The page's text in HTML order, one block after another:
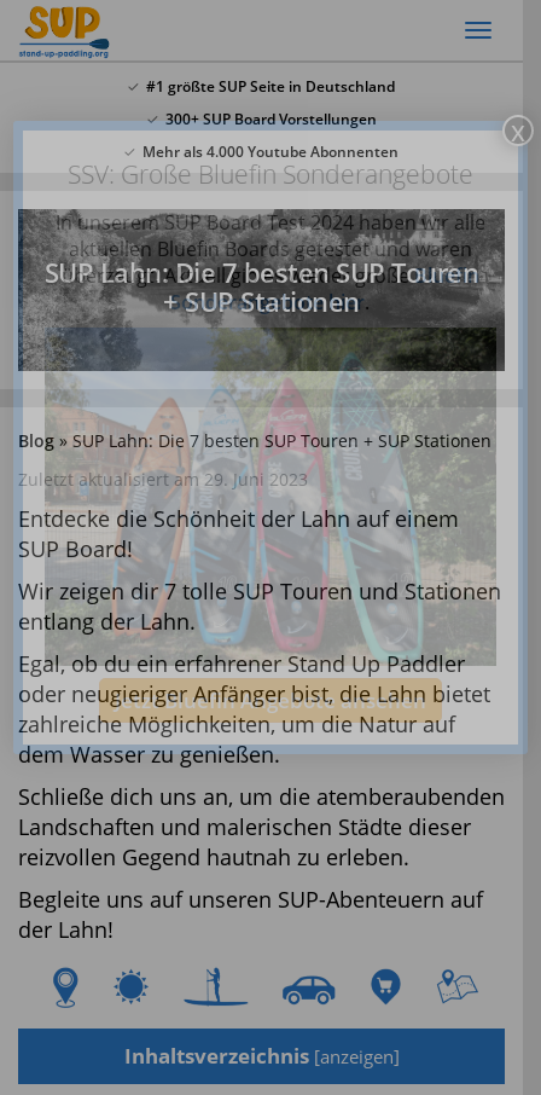
Skip
#1 größte SUP Seite in Deutschland
300+ SUP Board Vorstellungen
Mehr als 4.000 Youtube Abonnenten
SUP Lahn: Die 7 besten SUP Touren
+ SUP Stationen
Blog
SUP Lahn: Die 7 besten SUP Touren + SUP Stationen
Zuletzt aktualisiert am 29. Juni 2023
Entdecke die Schönheit der Lahn auf einem
SUP Board!
Wir zeigen dir 7 tolle SUP Touren und Stationen
entlang der Lahn.
Egal, ob du ein erfahrener Stand Up Paddler
oder neugieriger Anfänger bist, die Lahn bietet
zahlreiche Möglichkeiten, um die Natur auf
dem Wasser zu genießen.
Schließe dich uns an, um die atemberaubenden
Landschaften und malerischen Städte dieser
reizvollen Gegend hautnah zu erleben.
Begleite uns auf unseren SUP-Abenteuern auf
der Lahn!
Inhaltsverzeichnis [anzeigen]
SSV: Große Bluefin Sonderangebote
In unserem SUP Board Test 2024 haben wir alle
aktuellen Bluefin Boards getestet und waren
überzeugt! Aktuell gib es wieder großeBluefin
Sonderangebote hier.
Jetzt Bluefin Angebote ansehen
x